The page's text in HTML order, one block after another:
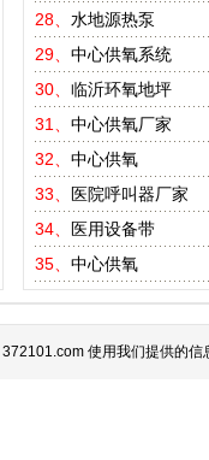
28、 水地源热泵
29、 中心供氧系统
30、 临沂环氧地坪
31、 中心供氧厂家
32、 中心供氧
33、
医院呼叫器厂家
34、
医用设备带
35、 中心供氧
使用我们提供的信